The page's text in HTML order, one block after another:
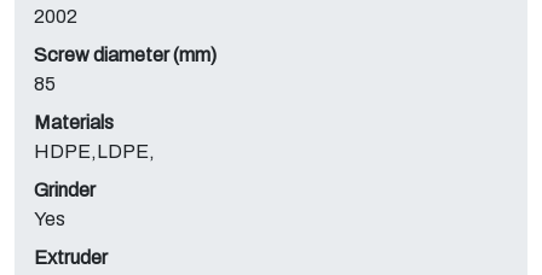
2002
Screw diameter (mm)
85
Materials
HDPE,LDPE,
Grinder
Yes
Extruder